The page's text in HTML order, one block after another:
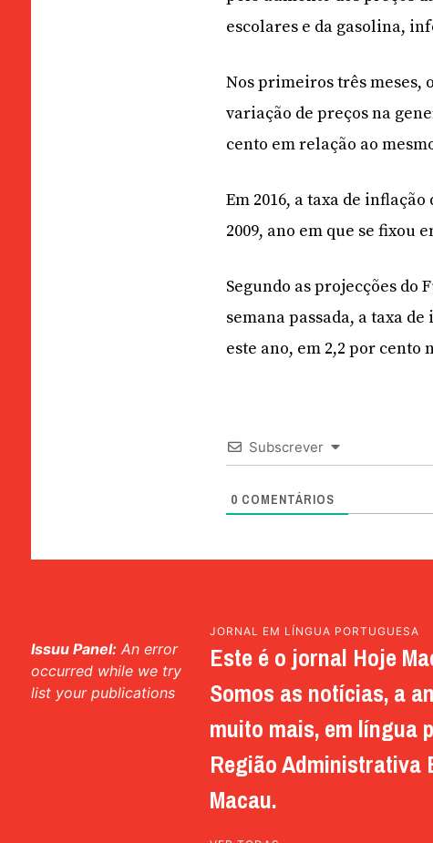
escolares e da gasolina,
Nos primeiros três meses,
variação de preços na
cento em relação ao
Em 2016, a taxa de
2009, ano em que se fixou
Segundo as projecções
semana passada, a taxa
este ano, em 2,2 por cento
Subscrever
0 COMENTÁRIOS
Issuu Panel: An error
occurred while we try
list your publications
JORNAL EM LÍNGUA PORTUGUESA
Este é o jornal Hoje
Somos as notícias, a
muito mais, em língua
Região Administrativa
Macau.